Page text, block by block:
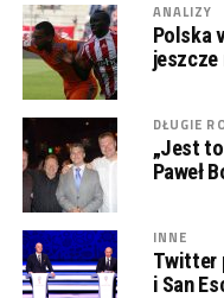
ANALIZY
Polska
jeszcze
DŁUGIE
„Jest
Paweł
INNE
Twitter
i San